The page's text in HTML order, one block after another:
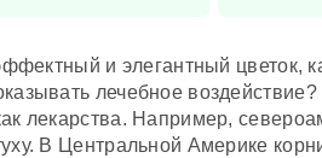
и элегантный цветок,
лечебное
лекарства. Например,
В Центральной Америке